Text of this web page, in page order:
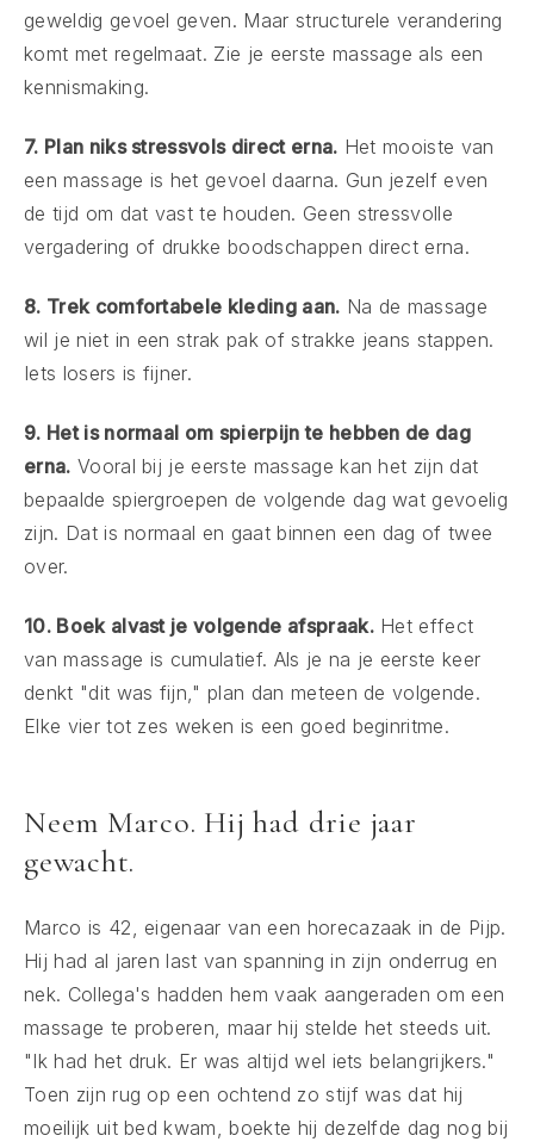
geweldig gevoel geven. Maar structurele verandering
komt met regelmaat. Zie je eerste massage als een
kennismaking.
7. Plan niks stressvols direct erna. Het mooiste van
een massage is het gevoel daarna. Gun jezelf even
de tijd om dat vast te houden. Geen stressvolle
vergadering of drukke boodschappen direct erna.
8. Trek comfortabele kleding aan. Na de massage
wil je niet in een strak pak of strakke jeans stappen.
Iets losers is fijner.
9. Het is normaal om spierpijn te hebben de dag
erna. Vooral bij je eerste massage kan het zijn dat
bepaalde spiergroepen de volgende dag wat gevoelig
zijn. Dat is normaal en gaat binnen een dag of twee
over.
10. Boek alvast je volgende afspraak.Het effect
van massage is cumulatief. Als je na je eerste keer
denkt "dit was fijn," plan dan meteen de volgende.
Elke vier tot zes weken is een goed beginritme.
Neem Marco. Hij had drie jaar
gewacht.
Marco is 42, eigenaar van een horecazaak in de Pijp.
Hij had al jaren last van spanning in zijn onderrug en
nek. Collega's hadden hem vaak aangeraden om een
massage te proberen, maar hij stelde het steeds uit.
"Ik had het druk. Er was altijd wel iets belangrijkers."
Toen zijn rug op een ochtend zo stijf was dat hij
moeilijk uit bed kwam, boekte hij dezelfde dag nog bij